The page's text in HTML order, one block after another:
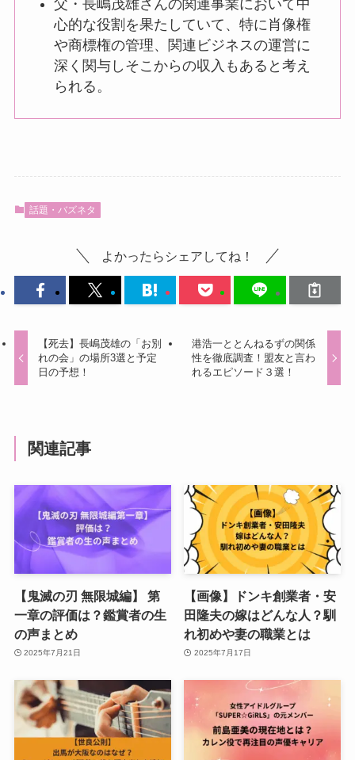
父・長嶋茂雄さんの関連事業において中
心的な役割を果たしていて、特に肖像権
や商標権の管理、関連ビジネスの運営に
深く関与しそこからの収入もあると考え
られる。
話題・バズネタ
よかったらシェアしてね！
【死去】長嶋茂雄の「お別
れの会」の場所3選と予定
日の予想！
港浩一ととんねるずの関係
性を徹底調査！盟友と言わ
れるエピソード３選！
関連記事
【鬼滅の刃 無限城編】 第
一章の評価は？鑑賞者の生
の声まとめ
2025年7月21日
【画像】ドンキ創業者・安
田隆夫の嫁はどんな人？馴
れ初めや妻の職業とは
2025年7月17日